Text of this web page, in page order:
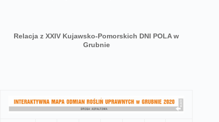
Relacja z XXIV Kujawsko-Pomorskich DNI POLA w
Grubnie